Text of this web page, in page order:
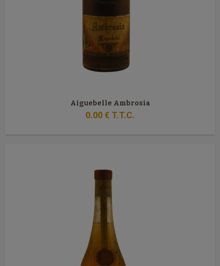
Aiguebelle Ambrosia
0.00€ T.T.C.